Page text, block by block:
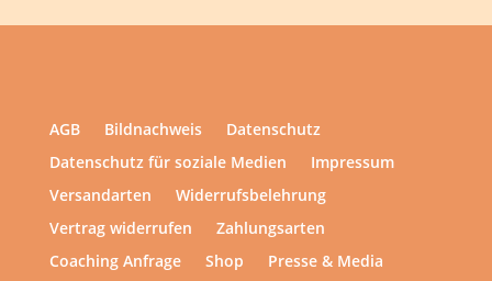
AGB Bildnachweis
Datenschutz
Datenschutz für soziale Medien
Impressum
Versandarten
Widerrufsbelehrung
Vertrag widerrufen
Zahlungsarten
Coaching Anfrage
Shop
Presse & Media